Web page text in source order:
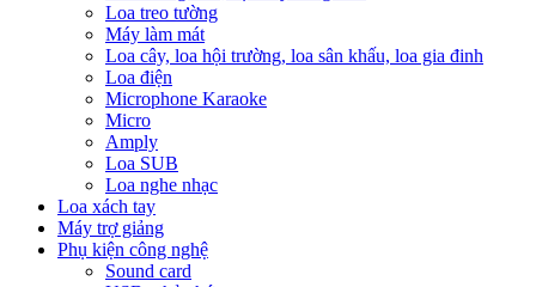
Loa treo tường
Máy làm mát
Loa cây, loa hội trường, loa sân khấu, loa gia đinh
Loa điện
Microphone Karaoke
Micro
Amply
Loa SUB
Loa nghe nhạc
Loa xách tay
Máy trợ giảng
Phụ kiện công nghệ
Sound card